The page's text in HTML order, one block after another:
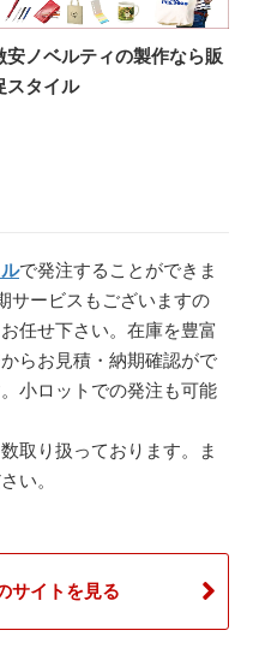
安ノベルティの製作なら販
スタイル
で発注することができま
サービスもございますの
任せ下さい。在庫を豊富
らお見積・納期確認がで
小ロットでの発注も可能
取り扱っております。ま
い。
サイトを見る